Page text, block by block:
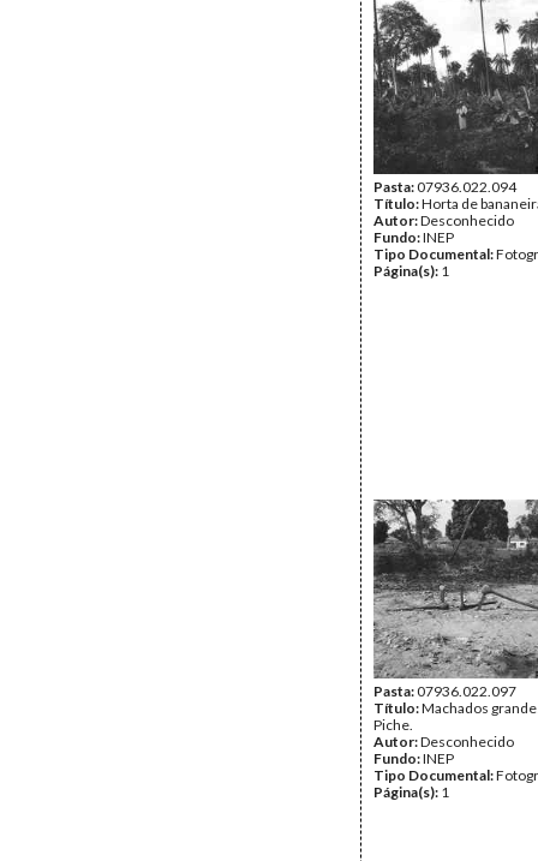
Pasta:07936.022.094
Título:Horta de
Autor:Desconhecido
Fundo:INEP
Tipo Documental:
Página(s): 1
Pasta:07936.022.097
Título:Machados
Piche.
Autor:Desconhecido
Fundo:INEP
Tipo Documental:
Página(s): 1